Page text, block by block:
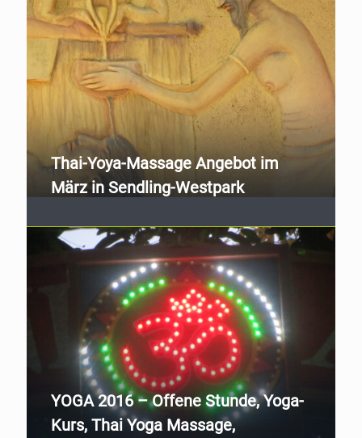
Thai-Yoya-Massage Angebot im
März in Sendling-Westpark
YOGA 2016 – Offene Stunde, Yoga-
Kurs, Thai Yoga Massage,